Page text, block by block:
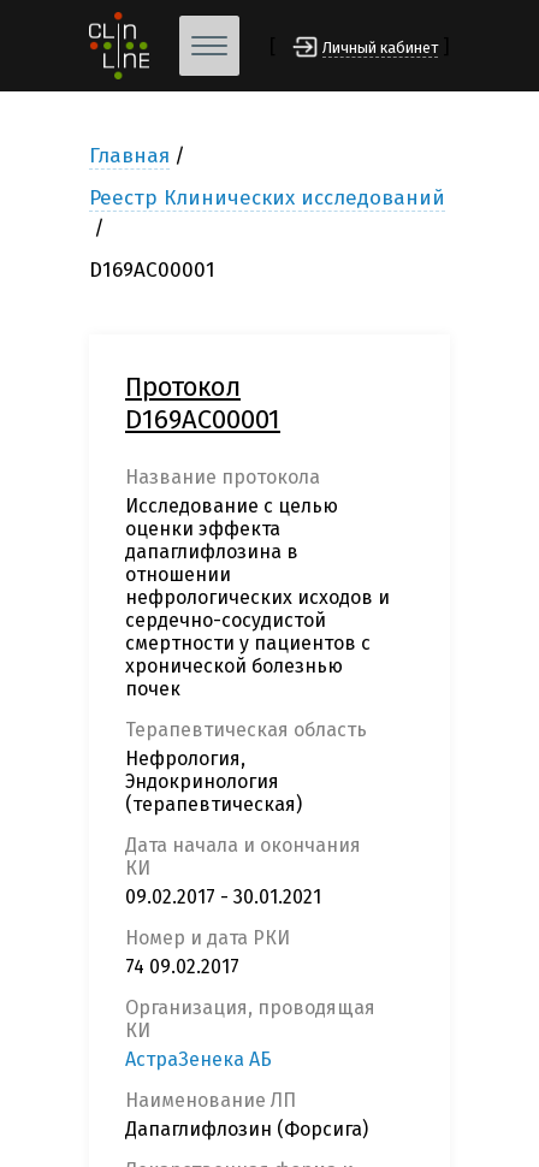
Личный кабинет
Главная
Реестр Клинических исследований
D169AC00001
Протокол
D169AC00001
Название протокола
Исследование с целью
оценки эффекта
дапаглифлозина в
отношении
нефрологических исходов и
сердечно-сосудистой
смертности у пациентов с
хронической болезнью
почек
Терапевтическая область
Нефрология,
Эндокринология
(терапевтическая)
Дата начала и окончания
КИ
09.02.2017 - 30.01.2021
Номер и дата РКИ
74 09.02.2017
Организация, проводящая
КИ
АстраЗенека АБ
Наименование ЛП
Дапаглифлозин (Форсига)